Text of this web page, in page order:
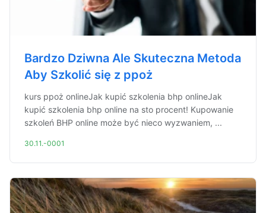
Bardzo Dziwna Ale Skuteczna Metoda
Aby Szkolić się z ppoż
kurs ppoż onlineJak kupić szkolenia bhp onlineJak
kupić szkolenia bhp online na sto procent! Kupowanie
szkoleń BHP online może być nieco wyzwaniem, ...
30.11.-0001